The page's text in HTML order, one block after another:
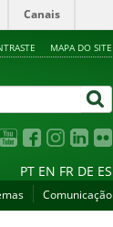
Canais
MAPA DO SITE
PT EN FR DE ES
Comunicação